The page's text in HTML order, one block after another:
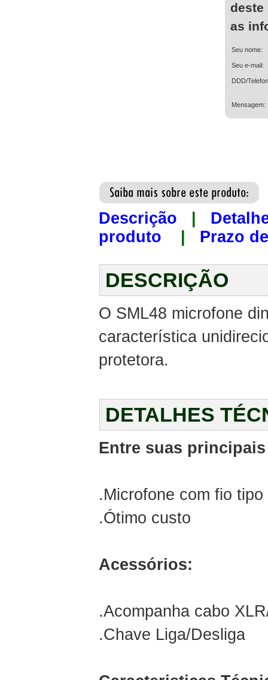
deste
as
Seu nome:
Seu e-mail:
DDD/
Mensagem:
Descrição
produto
Prazo
DESCRIÇÃO
O SML48 microfone
característica
protetora.
DETALHES
Entre suas
.Microfone com fio
.Ótimo custo
Acessórios:
.Acompanha cabo
.Chave Liga/Desliga